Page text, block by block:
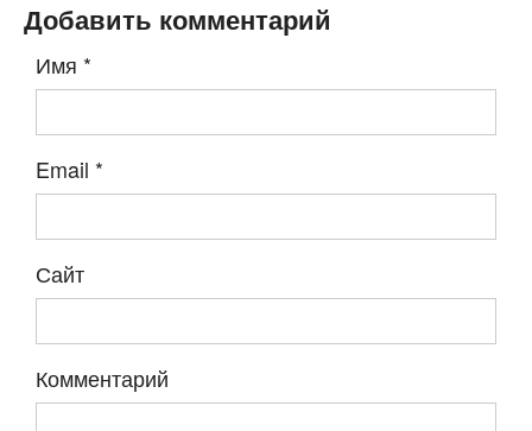
Добавить комментарий
Имя *
Email *
Сайт
Комментарий